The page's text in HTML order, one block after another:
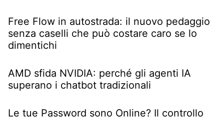
Free Flow in autostrada: il nuovo pedaggio
senza caselli che può costare caro se lo
dimentichi
AMD sfida NVIDIA: perché gli agenti IA
superano i chatbot tradizionali
Le tue Password sono Online? Il controllo